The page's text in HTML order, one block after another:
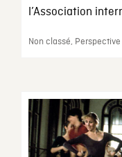
l’Association
Non classé,